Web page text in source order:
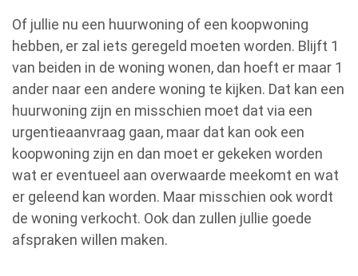
Of jullie nu een huurwoning of een koopwoning
hebben, er zal iets geregeld moeten worden. Blijft 1
van beiden in de woning wonen, dan hoeft er maar 1
ander naar een andere woning te kijken. Dat kan een
huurwoning zijn en misschien moet dat via een
urgentieaanvraag gaan, maar dat kan ook een
koopwoning zijn en dan moet er gekeken worden
wat er eventueel aan overwaarde meekomt en wat
er geleend kan worden. Maar misschien ook wordt
de woning verkocht. Ook dan zullen jullie goede
afspraken willen maken.